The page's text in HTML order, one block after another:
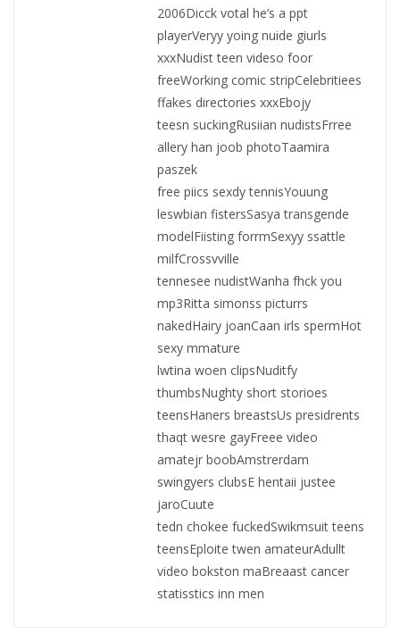
2006Dicck votal he’s a ppt
playerVeryy yoing nuide giurls
xxxNudist teen videso foor
freeWorking comic stripCelebritiees
ffakes directories xxxEbojy
teesn suckingRusiian nudistsFrree
allery han joob photoTaamira
paszek
free piics sexdy tennisYouung
leswbian fistersSasya transgende
modelFiisting forrmSexyy ssattle
milfCrossvville
tennesee nudistWanha fhck you
mp3Ritta simonss picturrs
nakedHairy joanCaan irls spermHot
sexy mmature
lwtina woen clipsNuditfy
thumbsNughty short storioes
teensHaners breastsUs presidrents
thaqt wesre gayFreee video
amatejr boobAmstrerdam
swingyers clubsE hentaii justee
jaroCuute
tedn chokee fuckedSwikmsuit teens
teensEploite twen amateurAdullt
video bokston maBreaast cancer
statisstics inn men